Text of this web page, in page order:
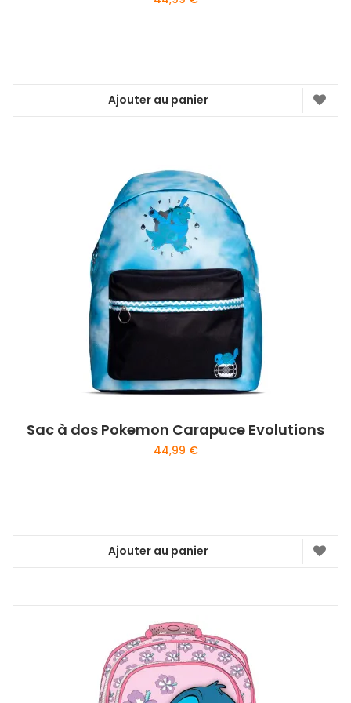
Ajouter au panier
Sac à dos Pokemon Carapuce Evolutions
44,99 €
Ajouter au panier